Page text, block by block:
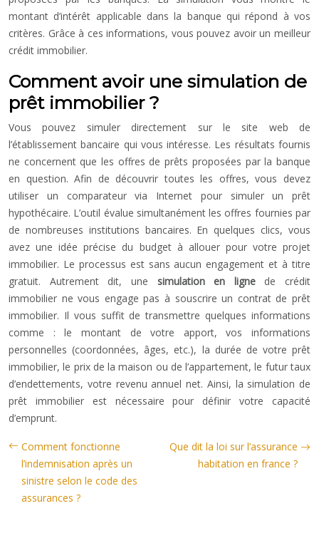
montant d’intérêt applicable dans la banque qui répond à vos
critères. Grâce à ces informations, vous pouvez avoir un meilleur
crédit immobilier.
Comment avoir une simulation de
prêt immobilier ?
Vous pouvez simuler directement sur le site web de
l’établissement bancaire qui vous intéresse. Les résultats fournis
ne concernent que les offres de prêts proposées par la banque
en question. Afin de découvrir toutes les offres, vous devez
utiliser un comparateur via Internet pour simuler un prêt
hypothécaire. L’outil évalue simultanément les offres fournies par
de nombreuses institutions bancaires. En quelques clics, vous
avez une idée précise du budget à allouer pour votre projet
immobilier. Le processus est sans aucun engagement et à titre
gratuit. Autrement dit, une simulation en lignede crédit
immobilier ne vous engage pas à souscrire un contrat de prêt
immobilier. Il vous suffit de transmettre quelques informations
comme : le montant de votre apport, vos informations
personnelles (coordonnées, âges, etc.), la durée de votre prêt
immobilier, le prix de la maison ou de l’appartement, le futur taux
d’endettements, votre revenu annuel net. Ainsi, la simulation de
prêt immobilier est nécessaire pour définir votre capacité
d’emprunt.
Comment fonctionne
l’indemnisation après un
sinistre selon le code des
assurances ?
Que dit la loi sur l’assurance
habitation en france ?